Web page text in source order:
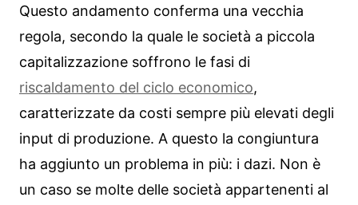
Questo andamento conferma una vecchia
regola, secondo la quale le società a piccola
capitalizzazione soffrono le fasi di
riscaldamento del ciclo economico,
caratterizzate da costi sempre più elevati degli
input di produzione. A questo la congiuntura
ha aggiunto un problema in più: i dazi. Non è
un caso se molte delle società appartenenti al